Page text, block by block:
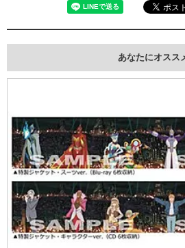
あなたにオスス